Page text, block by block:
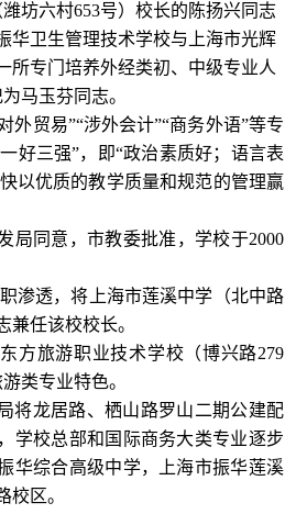
坊六村653号）校长的陈扬兴同志
华卫生管理技术学校与上海市光辉
所专门培养外经类初、中级专业人
马玉芬同志。
贸易”“涉外会计”“商务外语”等专
好三强”，即“政治素质好；语言表
以优质的教学质量和规范的管理赢
局同意，市教委批准，学校于2000
渗透，将上海市莲溪中学（北中路
任该校校长。
方旅游职业技术学校（博兴路279
类专业特色。
将龙居路、栖山路罗山二期公建配
学校总部和国际商务大类专业逐步
华综合高级中学，上海市振华莲溪
校区。